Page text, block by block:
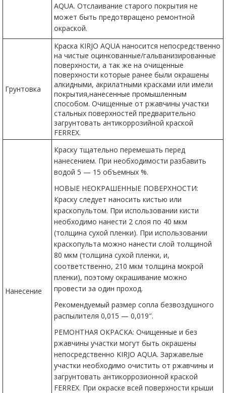
AQUA. Отслаивание старого покрытия не
может быть предотвращено ремонтной
окраской.
Грунтовка
Краска KIRJO AQUA наносится непосредственно
на чистые оцинкованные/гальванизированные
поверхности, а так же на очищенные
поверхности которые ранее были окрашены
алкидными, акрилатными красками или имели
покрытия,нанесенные промышленным
способом. Очищенные от ржавчины участки
стальных поверхностей предварительно
загрунтовать антикоррозийной краской
FERREX.
Нанесение
Краску тщательно перемешать перед
нанесением. При необходимости разбавить
водой 5 — 15 объемных %.
НОВЫЕ НЕОКРАШЕННЫЕ ПОВЕРХНОСТИ:
Краску следует наносить кистью или
краскопультом. При использовании кисти
необходимо нанести 2 слоя по 40 мкм
(толщина сухой пленки). При использовании
краскопульта можно нанести слой толщиной
80 мкм (толщина сухой пленки, и,
соответственно, 210 мкм толщина мокрой
пленки), поэтому окрашивание можно
провести за один проход.
Рекомендуемый размер сопла безвоздушного
распылителя 0,015 — 0,019″.
РЕМОНТНАЯ ОКРАСКА: Очищенные и без
ржавчины участки могут быть окрашены
непосредственно KIRJO AQUA. Заржавелые
участки необходимо очистить от ржавчины и
загрунтовать антикоррозионной краской
FERREX. При окраске всей поверхности крыши